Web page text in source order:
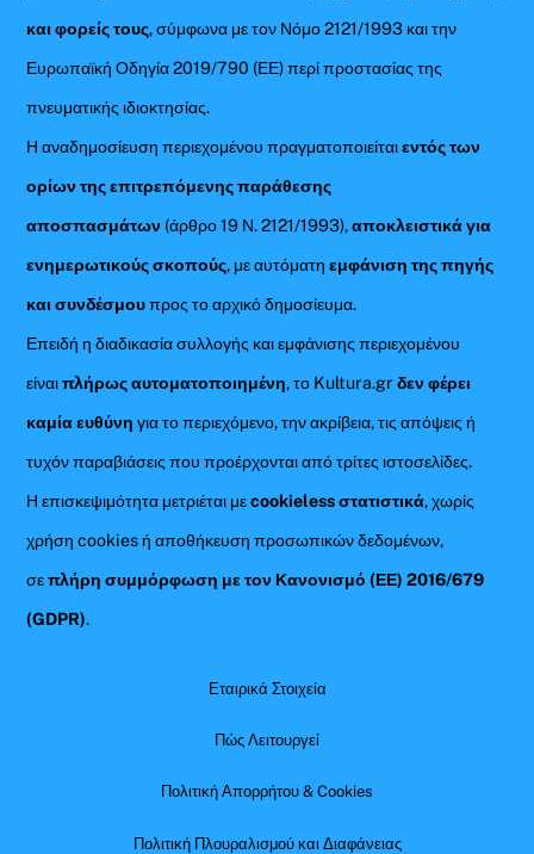
και φορείς τους, σύμφωνα με τον Νόμο 2121/1993 και την
Ευρωπαϊκή Οδηγία 2019/790 (ΕΕ) περί προστασίας της
πνευματικής ιδιοκτησίας.
Η αναδημοσίευση περιεχομένου πραγματοποιείταιεντός των
ορίων της επιτρεπόμενης παράθεσης
αποσπασμάτων (άρθρο 19 Ν. 2121/1993),αποκλειστικά για
ενημερωτικούς σκοπούς, με αυτόματηεμφάνιση της πηγής
και συνδέσμουπρος το αρχικό δημοσίευμα.
Επειδή η διαδικασία συλλογής και εμφάνισης περιεχομένου
είναιπλήρως αυτοματοποιημένη, το Kultura.grδεν φέρει
καμία ευθύνη για το περιεχόμενο, την ακρίβεια, τις απόψεις ή
τυχόν παραβιάσεις που προέρχονται από τρίτες ιστοσελίδες.
Η επισκεψιμότητα μετριέται μεcookieless στατιστικά, χωρίς
χρήση cookies ή αποθήκευση προσωπικών δεδομένων,
σεπλήρη συμμόρφωση με τον Κανονισμό (ΕΕ) 2016/679
(GDPR).
Εταιρικά Στοιχεία
Πώς Λειτουργεί
Πολιτική Απορρήτου & Cookies
Πολιτική Πλουραλισμού και Διαφάνειας